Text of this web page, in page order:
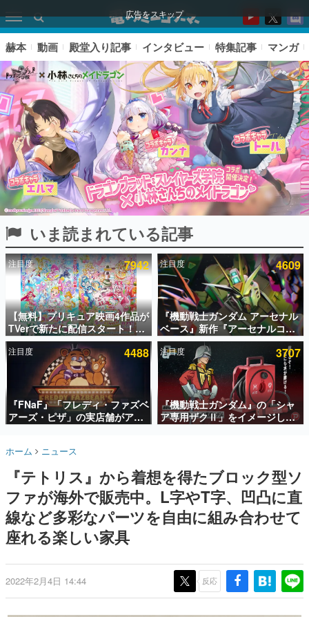
広告をスキップ
ピックアップ
電ファミのいま読まれている記事ランキング
アプリセール情報
インタビュー
連載・特集一覧
殿堂入り記事
SNS拡散数が数千以上！ ページビュー数万以上！ などな
ど。多くの人々に読まれた、電ファミ渾身の“殿堂入り”記
事をまとめました。
名作ゲームクリエイターの方々に製作時のエピソードをお
きます。
赫本
この物語を解いてはいけない。『赫本』は、〈試験問題〉
の形をした短編ホラー小説集です。
これからのデジタルゲーム市場を担う若きクリエイター達
の姿を追い、彼らのルーツと情熱を探っていきます。
赫本 動画 殿堂入り記事 インタビュー 特集記事 マンガ
いま読まれている記事
注目度 7942
【無料】プリキュア映画4作品が
TVerで新たに配信スタート！な
んと2018年～2024年の映画ほぼ
すべてが見放題に、ぶっちゃけ
ありえないラインナップ
注目度 4609
『機動戦士ガンダム アーセナル
ベース』新作『アーセナルコマ
ンダー』発表！8月28日からオ
ープンベータテスト開催、2027
年2月下旬に稼働予定
注目度 4488
『FNaF』「フレディ・ファズベ
アーズ・ピザ」の実店舗がアメ
リカの商業施設「American
ScottGamesとの共同開発、食
事だけでなくステージショーや
没入型のホラー体験も楽しめる
注目度 3707
『機動戦士ガンダム』の「シャ
ア専用ザクⅡ」をイメージした
散水ホースリールが予約開始。
ム、型式番号などを配置
ホーム ニュース
『テトリス』から着想を得たブロック型ソ
ファが海外で販売中。L字やT字、凹凸に直
線など多彩なパーツを自由に組み合わせて
座れる楽しい家具
2022年2月4日 14:44 反応